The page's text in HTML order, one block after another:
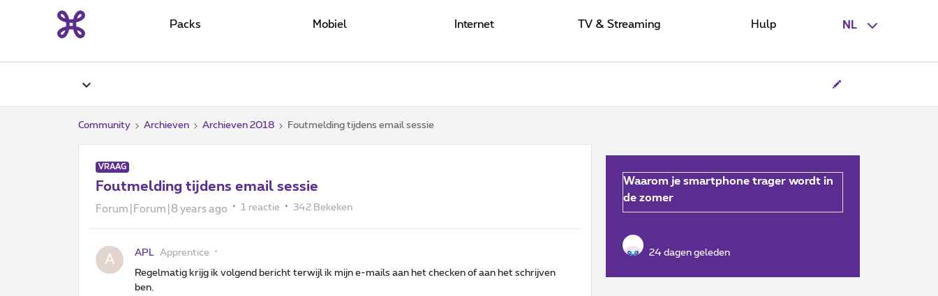
NL
Packs Mobiel Internet TV & Streaming Hulp
Community Archieven Archieven 2018 Foutmelding tijdens email sessie
VRAAG
Foutmelding tijdens email sessie
Forum|Forum|8 years ago 1 reactie 342 Bekeken
A APL Apprentice
Regelmatig krijg ik volgend bericht terwijl ik mijn e-mails aan het checken of aan het schrijven
ben.
Waarom je smartphone trager wordt in
de zomer
24 dagen geleden